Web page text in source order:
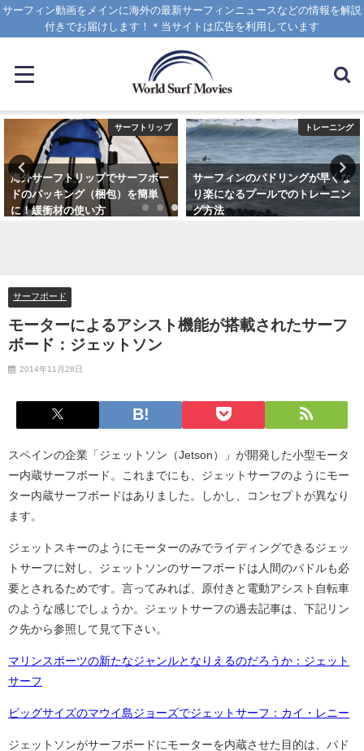
サーフィン動画をメインに海外の最新サーフィンニュースなどの情報を解説
付きでお届けします！＊当サイトは広告を利用しています
サーフトリップ
海外サーフトリップでサーフボー
ドのパッキング（梱包）を簡単
に！緩衝材の使い方
トレーニング
サーフィンのパドリングが早くな
り楽になるプールでのトレーニン
グ方法
サーフボード
モーターによるアシスト機能が搭載されたサーフ
ボード：ジェットソン
2014年11月28日
スペインの企業「ジェットソン（Jetson）」が開発した小型モータ
ー内蔵サーフボード。これまでにも、ジェットサーフのようにモー
ター内蔵サーフボードはありました。しかし、コンセプトが異なり
ます。
ジェットスキーのようにモーターのみでライディングできるジェッ
トサーフに対し、ジェットソンのサーフボードは人間のパドルも必
要とされるためです。言ってみれば、原付きと電動アシスト自転車
のような感じでしょうか。ジェットサーフの過去記事は、下記リン
ク先から参照して見て下さい。
マリンスポーツの新たなジャンルとなりえるのだろうか：ジェット
サーフ
ビッグサイズのマウイ島ジョーズでジェットサーフ：カイ・レニー
ジェットソンがサーフボードにモーターを内蔵させた目的は、パド